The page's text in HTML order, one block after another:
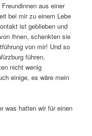
aus einer
bei mir zu einem Lebe
ist geblieben und
ihnen, schenkten sie
von mir! Und so
führen,
nicht wenig
einige, es wäre mein
was hatten wir für einen